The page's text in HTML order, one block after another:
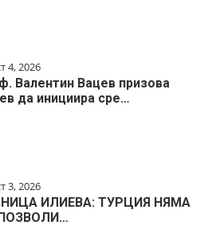
4, 2026
Валентин Вацев призова
да инициира сре…
3, 2026
ИЛИЕВА: ТУРЦИЯ НЯМА